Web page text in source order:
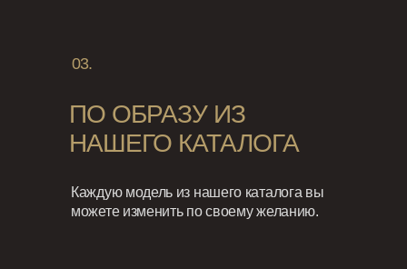
Каждую модель из нашего каталога вы
можете изменить по своему желанию.
ПО ОБРАЗУ ИЗ
НАШЕГО КАТАЛОГА
03.